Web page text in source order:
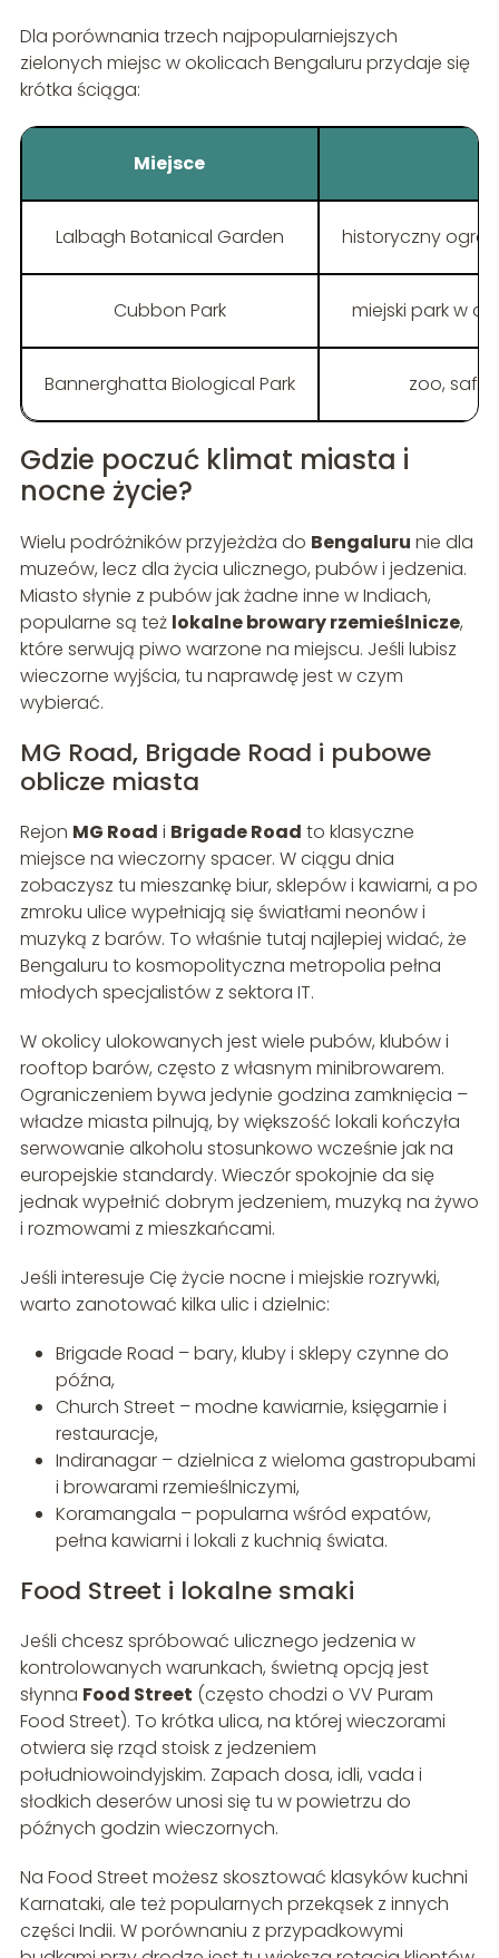
Dla porównania trzech najpopularniejszych
zielonych miejsc w okolicach Bengaluru przydaje się
krótka ściąga:
Miejsce
Lalbagh Botanical Garden historyczny
Cubbon Park miejski park w
Bannerghatta Biological Park zoo,
Gdzie poczuć klimat miasta i
nocne życie?
Wielu podróżników przyjeżdża do Bengaluru nie dla
muzeów, lecz dla życia ulicznego, pubów i jedzenia.
Miasto słynie z pubów jak żadne inne w Indiach,
popularne są też lokalne browary rzemieślnicze,
które serwują piwo warzone na miejscu. Jeśli lubisz
wieczorne wyjścia, tu naprawdę jest w czym
wybierać.
MG Road, Brigade Road i pubowe
oblicze miasta
Rejon MG Road i Brigade Road to klasyczne
miejsce na wieczorny spacer. W ciągu dnia
zobaczysz tu mieszankę biur, sklepów i kawiarni, a po
zmroku ulice wypełniają się światłami neonów i
muzyką z barów. To właśnie tutaj najlepiej widać, że
Bengaluru to kosmopolityczna metropolia pełna
młodych specjalistów z sektora IT.
W okolicy ulokowanych jest wiele pubów, klubów i
rooftop barów, często z własnym minibrowarem.
Ograniczeniem bywa jedynie godzina zamknięcia –
władze miasta pilnują, by większość lokali kończyła
serwowanie alkoholu stosunkowo wcześnie jak na
europejskie standardy. Wieczór spokojnie da się
jednak wypełnić dobrym jedzeniem, muzyką na żywo
i rozmowami z mieszkańcami.
Jeśli interesuje Cię życie nocne i miejskie rozrywki,
warto zanotować kilka ulic i dzielnic:
Brigade Road – bary, kluby i sklepy czynne do
późna,
Church Street – modne kawiarnie, księgarnie i
restauracje,
Indiranagar – dzielnica z wieloma gastropubami
i browarami rzemieślniczymi,
Koramangala – popularna wśród expatów,
pełna kawiarni i lokali z kuchnią świata.
Food Street i lokalne smaki
Jeśli chcesz spróbować ulicznego jedzenia w
kontrolowanych warunkach, świetną opcją jest
słynna Food Street (często chodzi o VV Puram
Food Street). To krótka ulica, na której wieczorami
otwiera się rząd stoisk z jedzeniem
południowoindyjskim. Zapach dosa, idli, vada i
słodkich deserów unosi się tu w powietrzu do
późnych godzin wieczornych.
Na Food Street możesz skosztować klasyków kuchni
Karnataki, ale też popularnych przekąsek z innych
części Indii. W porównaniu z przypadkowymi